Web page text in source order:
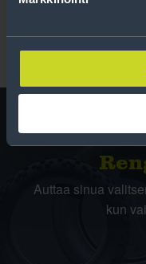
Auttaa sinua
kun